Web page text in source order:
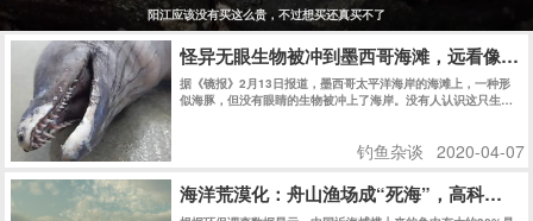
阳江应该没有买这么贵，不过想买还真买不了
怪异无眼生物被冲到墨西哥海滩，远看像海
据《镜报》2月13日报道，墨西哥太平洋海岸的海滩上，一种形
似海豚，但没有眼睛的生物被冲上了海岸。没有人认识这只生
钓鱼杂谈 2020-04-07
海洋荒漠化：舟山渔场成“死海”，高科技让